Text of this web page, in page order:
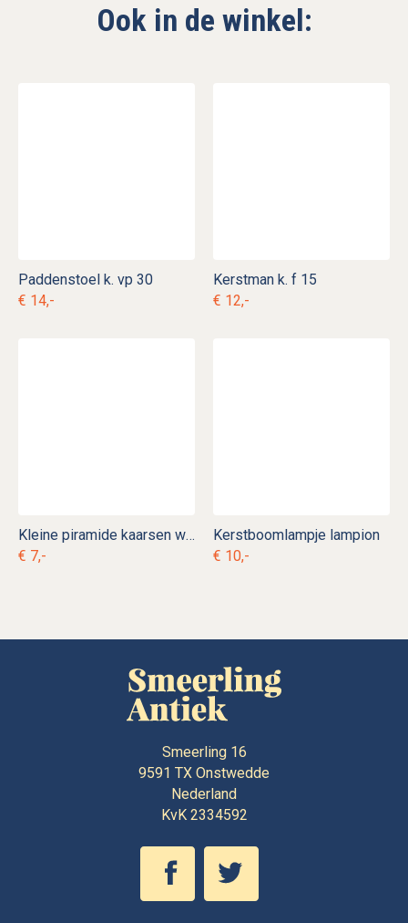
Ook in de winkel:
Paddenstoel k. vp 30
€ 14,-
Kerstman k. f 15
€ 12,-
Kleine piramide kaarsen wit k. vk 11
€ 7,-
Kerstboomlampje lampion
€ 10,-
Smeerling 16
9591 TX Onstwedde
Nederland
KvK 2334592